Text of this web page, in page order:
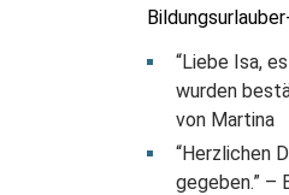
“Liebe Isa,
wurden
von Martina
“Herzlichen
gegeben.” –